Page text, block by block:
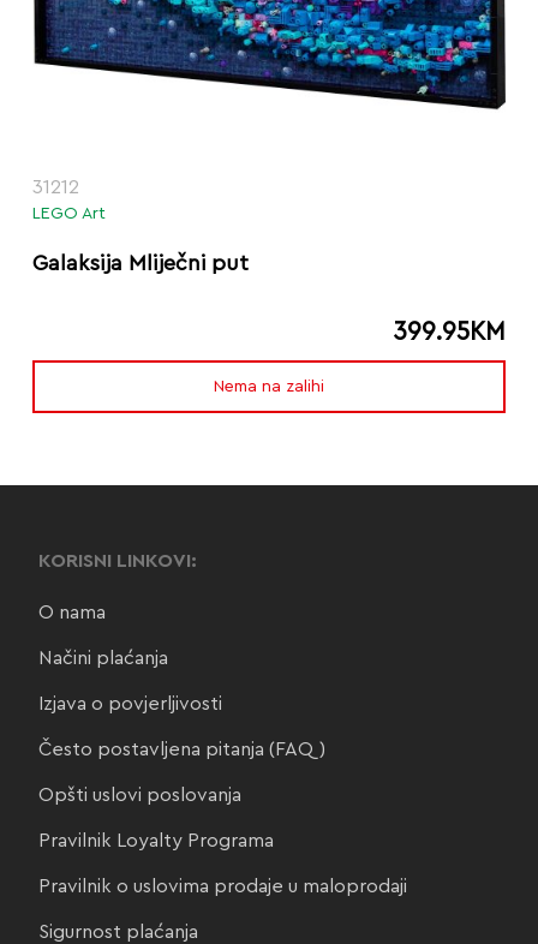
31212
LEGO Art
Galaksija Mliječni put
399.95KM
Nema na zalihi
KORISNI LINKOVI:
O nama
Načini plaćanja
Izjava o povjerljivosti
Često postavljena pitanja (FAQ)
Opšti uslovi poslovanja
Pravilnik Loyalty Programa
Pravilnik o uslovima prodaje u maloprodaji
Sigurnost plaćanja